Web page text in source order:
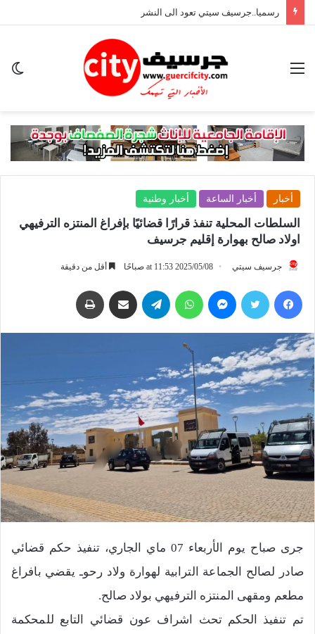
رسميا..جرسيف سيتي تعود الى النشر
أخبار أخبار الساعة أخبار وطنية
السلطات المحلية تنفذ قرارًا قضائيًا بإفراغ المنتزه الترفيهي
اولاد صالح بهوارة إقليم جرسيف
جرسيف سيتي 2025/05/08 at 11:53 صباحًا أقل من دقيقة
جرى صباح يوم الأربعاء 07 ماي الجاري، تنفيذ حكم قضائي
صادر لصالح الجماعة الترابية لهوارة ولاد رحوـ يقضي بافراغ
مطعم ومقهى المنتزه الترفيهي بولاد صالح.
تم تنفيذ الحكم تحث اشراف عون قضائي التابع للمحكمة